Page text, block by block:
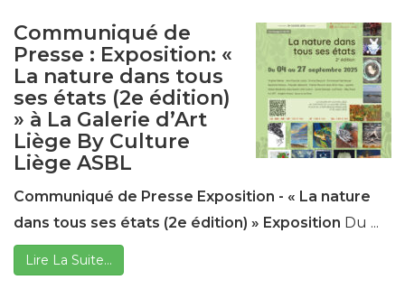
Communiqué de
Presse : Exposition: «
La nature dans tous
ses états (2e édition)
» à La Galerie d’Art
Liège By Culture
Liège ASBL
Communiqué de Presse Exposition - « La nature
dans tous ses états (2e édition) » Exposition Du ...
Lire La Suite…